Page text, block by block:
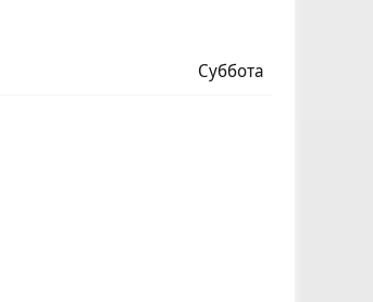
Суббота